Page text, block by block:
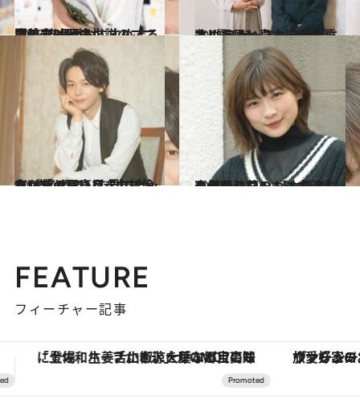
2018.10.6
門脇麦は歴史小説のマニア！ 彼女がおすすめする意外な3冊とは
カルチャー 2021.2.13
北川景子と島本理生が語る 『ファーストラヴ』に込めた思い
カルチャー
2021.2.5
“ひねくれていた”中村倫也が昔の写真を 見てビックリ「ヤバい目をしてた…笑」
カルチャー 2020.11.12
セックスワーカーを演じる伊藤沙莉の 【女優考】声優からコントまで
カルチャー
FEATURE
フィーチャー記事
ヴァシュロン・コンスタンタン「オーヴァーシーズ・オートマティック」。旅愛好家のお気に入りコレクションから、ジェンダーレスな新作が登場